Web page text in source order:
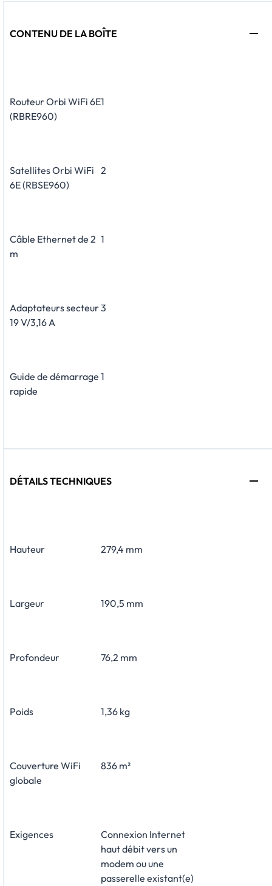
CONTENU DE LA BOÎTE
Routeur Orbi WiFi 6E
(RBRE960)
1
Satellites Orbi WiFi
6E (RBSE960)
2
Câble Ethernet de 2
m
1
Adaptateurs secteur
19 V/3,16 A
3
Guide de démarrage
rapide
​1
DÉTAILS TECHNIQUES
Hauteur 279,4 mm
Largeur 190,5 mm
Profondeur 76,2 mm
Poids 1,36 kg
Couverture WiFi
globale
836 m²
Exigences
Connexion Internet
haut débit vers un
modem ou une
passerelle existant(e)